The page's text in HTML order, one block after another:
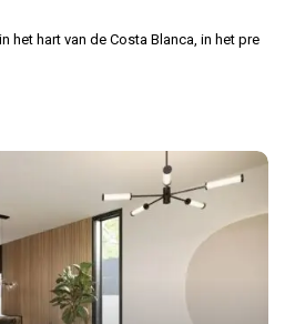
het hart van de Costa Blanca, in het pre